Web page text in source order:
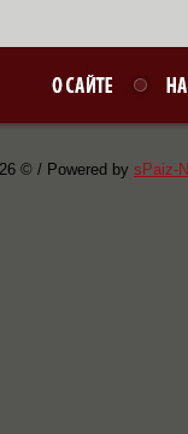
© / Powered by sPaiz-